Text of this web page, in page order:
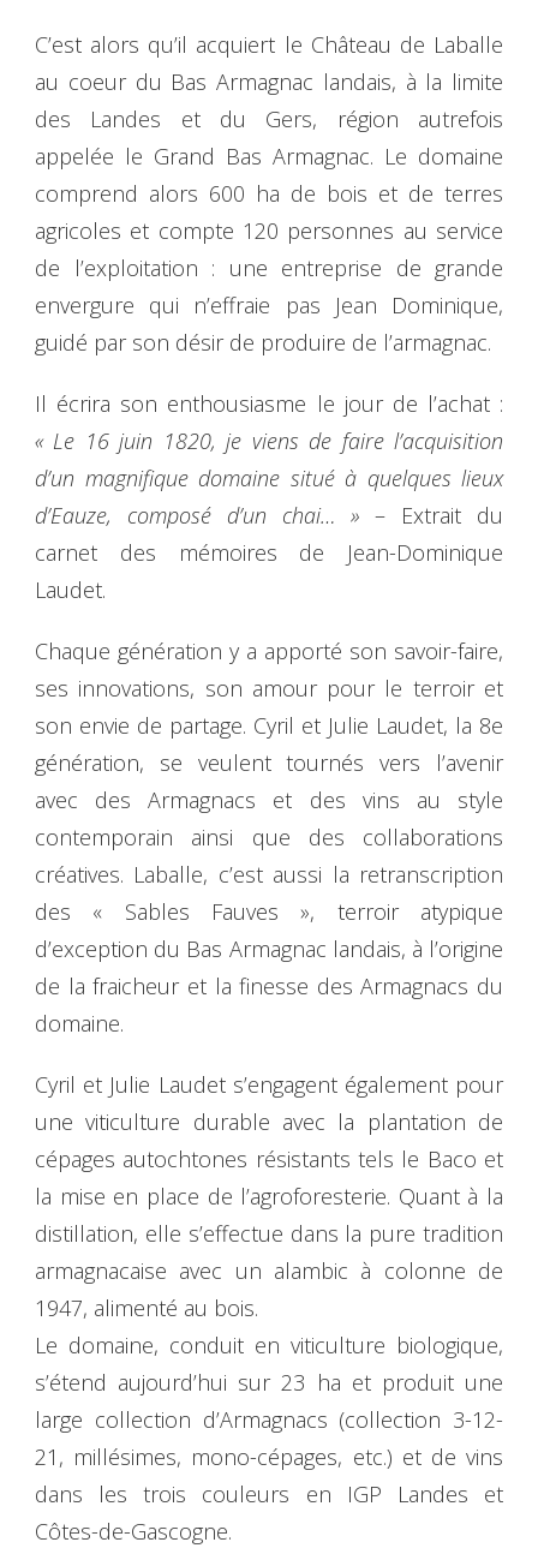
C’est alors qu’il acquiert le Château de Laballe
au coeur du Bas Armagnac landais, à la limite
des Landes et du Gers, région autrefois
appelée le Grand Bas Armagnac. Le domaine
comprend alors 600 ha de bois et de terres
agricoles et compte 120 personnes au service
de l’exploitation : une entreprise de grande
envergure qui n’effraie pas Jean Dominique,
guidé par son désir de produire de l’armagnac.
Il écrira son enthousiasme le jour de l’achat :
« Le 16 juin 1820, je viens de faire l’acquisition
d’un magnifique domaine situé à quelques lieux
d’Eauze, composé d’un chai… » – Extrait du
carnet des mémoires de Jean-Dominique
Laudet.
Chaque génération y a apporté son savoir-faire,
ses innovations, son amour pour le terroir et
son envie de partage. Cyril et Julie Laudet, la 8e
génération, se veulent tournés vers l’avenir
avec des Armagnacs et des vins au style
contemporain ainsi que des collaborations
créatives. Laballe, c’est aussi la retranscription
des « Sables Fauves », terroir atypique
d’exception du Bas Armagnac landais, à l’origine
de la fraicheur et la finesse des Armagnacs du
domaine.
Cyril et Julie Laudet s’engagent également pour
une viticulture durable avec la plantation de
cépages autochtones résistants tels le Baco et
la mise en place de l’agroforesterie. Quant à la
distillation, elle s’effectue dans la pure tradition
armagnacaise avec un alambic à colonne de
1947, alimenté au bois.
Le domaine, conduit en viticulture biologique,
s’étend aujourd’hui sur 23 ha et produit une
large collection d’Armagnacs (collection 3-12-
21, millésimes, mono-cépages, etc.) et de vins
dans les trois couleurs en IGP Landes et
Côtes-de-Gascogne.